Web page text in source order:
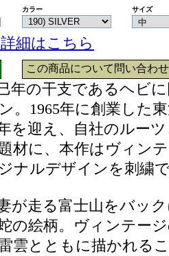
カラー サイズ
細はこちら
この商品について問い合わ
年の干支であるヘビ
。1965年に創業した
を迎え、自社のルー
材に、本作はヴィン
ナルデザインを刺繍
が走る富士山をバッ
の絵柄。ヴィンテー
雲とともに描かれる